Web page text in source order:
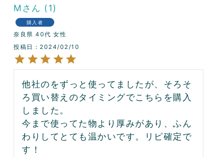
M 1
購入者
奈良県 40代 女性
投稿日
2024/02/10
他社のをずっと使ってましたが、そろそ
ろ買い替えのタイミングでこちらを購入
しました。
今まで使ってた物より厚みがあり、ふん
わりしてとても温かいです。リピ確定で
す！